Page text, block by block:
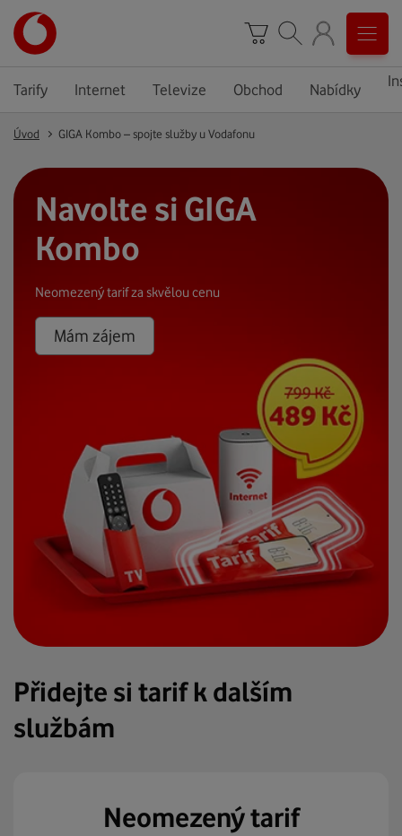
Tarify Internet Televize Obchod Nabídky
Úvod GIGA Kombo – spojte služby u Vodafonu
Navolte si GIGA
Kombo
Neomezený tarif za skvělou cenu
Mám zájem
Přidejte si tarif k dalším
službám
Neomezený tarif